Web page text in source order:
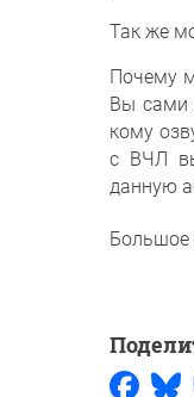
Так же
Почему
Вы сами
кому
с ВЧЛ
данную
Большое